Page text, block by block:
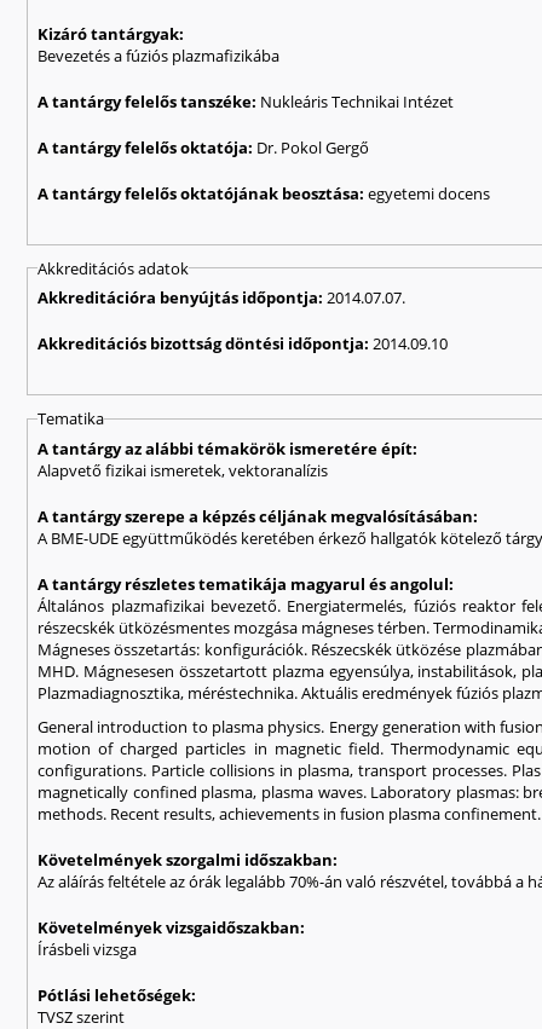
Kizáró tantárgyak:
Bevezetés a fúziós plazmafizikába
A tantárgy felelős tanszéke: Nukleáris Technikai Intézet
A tantárgy felelős oktatója: Dr. Pokol Gergő
A tantárgy felelős oktatójának beosztása:egyetemi docens
Akkreditációs adatok
Akkreditációra benyújtás időpontja:2014.07.07.
Akkreditációs bizottság döntési időpontja:2014.09.10
Tematika
A tantárgy az alábbi témakörök ismeretére épít:
Alapvető fizikai ismeretek, vektoranalízis
A tantárgy szerepe a képzés céljának megvalósításában:
A BME-UDE együttműködés keretében érkező hallgatók kötelező
A tantárgy részletes tematikája magyarul és angolul:
Általános plazmafizikai bevezető. Energiatermelés, fúziós reaktor
részecskék ütközésmentes mozgása mágneses térben.
Mágneses összetartás: konfigurációk. Részecskék ütközése
MHD. Mágnesesen összetartott plazma egyensúlya, instabilitások,
Plazmadiagnosztika, méréstechnika. Aktuális eredmények fúziós
General introduction to plasma physics. Energy generation with
motion of charged particles in magnetic field. Thermodynamic
configurations. Particle collisions in plasma, transport processes.
magnetically confined plasma, plasma waves. Laboratory plasmas:
methods. Recent results, achievements in fusion plasma confinement.
Követelmények szorgalmi időszakban:
Az aláírás feltétele az órák legalább 70%-án való részvétel, továbbá a
Követelmények vizsgaidőszakban:
Írásbeli vizsga
Pótlási lehetőségek:
TVSZ szerint